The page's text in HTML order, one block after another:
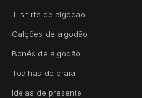
T-shirts de algodão
Calções de algodão
Bonés de algodão
Toalhas de praia
Ideias de presente